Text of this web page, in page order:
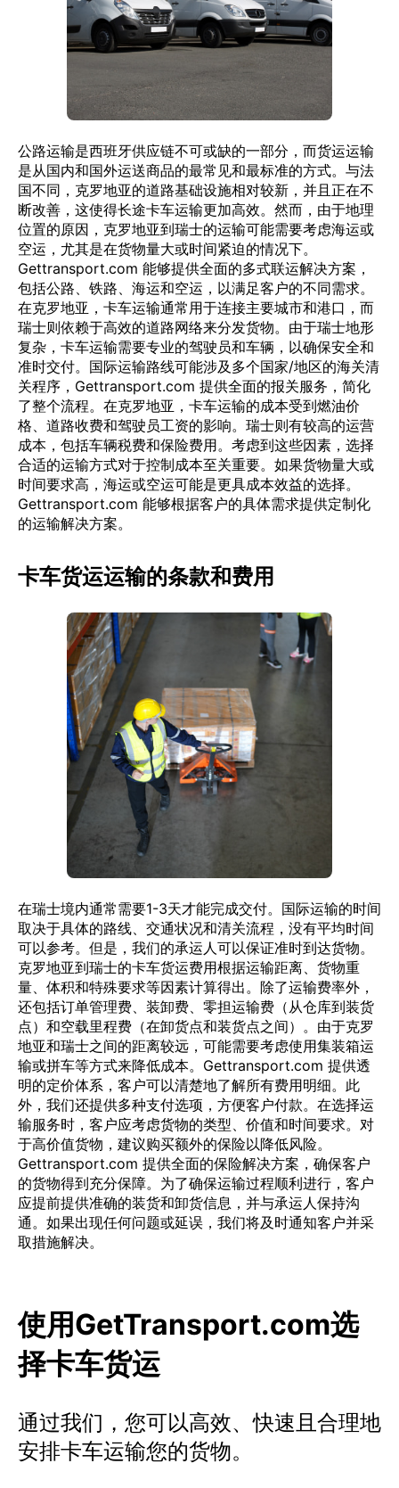
公路运输是西班牙供应链不可或缺的一部分，而货运运输
是从国内和国外运送商品的最常见和最标准的方式。与法
国不同，克罗地亚的道路基础设施相对较新，并且正在不
断改善，这使得长途卡车运输更加高效。然而，由于地理
位置的原因，克罗地亚到瑞士的运输可能需要考虑海运或
空运，尤其是在货物量大或时间紧迫的情况下。
Gettransport.com 能够提供全面的多式联运解决方案，
包括公路、铁路、海运和空运，以满足客户的不同需求。
在克罗地亚，卡车运输通常用于连接主要城市和港口，而
瑞士则依赖于高效的道路网络来分发货物。由于瑞士地形
复杂，卡车运输需要专业的驾驶员和车辆，以确保安全和
准时交付。国际运输路线可能涉及多个国家/地区的海关清
关程序，Gettransport.com 提供全面的报关服务，简化
了整个流程。在克罗地亚，卡车运输的成本受到燃油价
格、道路收费和驾驶员工资的影响。瑞士则有较高的运营
成本，包括车辆税费和保险费用。考虑到这些因素，选择
合适的运输方式对于控制成本至关重要。如果货物量大或
时间要求高，海运或空运可能是更具成本效益的选择。
Gettransport.com 能够根据客户的具体需求提供定制化
的运输解决方案。
卡车货运运输的条款和费用
在瑞士境内通常需要1-3天才能完成交付。国际运输的时间
取决于具体的路线、交通状况和清关流程，没有平均时间
可以参考。但是，我们的承运人可以保证准时到达货物。
克罗地亚到瑞士的卡车货运费用根据运输距离、货物重
量、体积和特殊要求等因素计算得出。除了运输费率外，
还包括订单管理费、装卸费、零担运输费（从仓库到装货
点）和空载里程费（在卸货点和装货点之间）。由于克罗
地亚和瑞士之间的距离较远，可能需要考虑使用集装箱运
输或拼车等方式来降低成本。Gettransport.com 提供透
明的定价体系，客户可以清楚地了解所有费用明细。此
外，我们还提供多种支付选项，方便客户付款。在选择运
输服务时，客户应考虑货物的类型、价值和时间要求。对
于高价值货物，建议购买额外的保险以降低风险。
Gettransport.com 提供全面的保险解决方案，确保客户
的货物得到充分保障。为了确保运输过程顺利进行，客户
应提前提供准确的装货和卸货信息，并与承运人保持沟
通。如果出现任何问题或延误，我们将及时通知客户并采
取措施解决。
使用GetTransport.com选
择卡车货运
通过我们，您可以高效、快速且合理地
安排卡车运输您的货物。